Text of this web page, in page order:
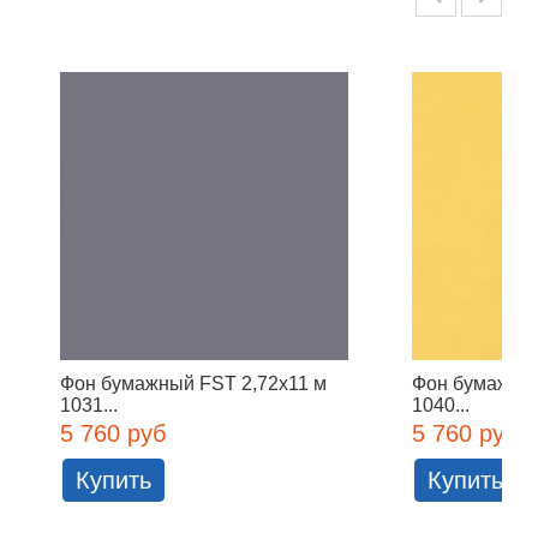
Фон бумажный FST 2,72x11 м
1031...
5 760 руб
Купить
Фон
1040...
5 760 руб
Купить